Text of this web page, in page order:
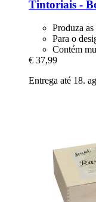
Tintoriais -​
Produza
Para o
Contém
€ 37,99
Entrega até 18.